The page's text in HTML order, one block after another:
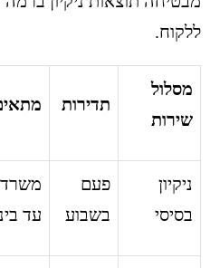
ללקוח.
מסלול
שירות
תדירות
ניקיון
בסיסי
פעם
בשבוע
עד